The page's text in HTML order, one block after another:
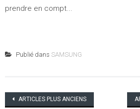
prendre en compt...
Publié dans SAMSUNG
Navigation
ARTICLES PLUS ANCIENS